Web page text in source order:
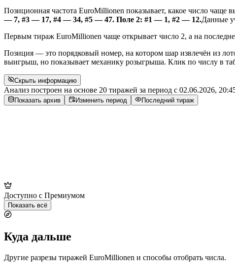
Позиционная частота EuroMillionen показывает, какое число чаще
— 7, #3 — 17, #4 — 34, #5 — 47. Поле 2: #1 — 1, #2 — 12.Данные
Первым тираж EuroMillionen чаще открывает число 2, а на
Позиция — это порядковый номер, на котором шар извлечён из
выигрыш, но показывает механику розыгрыша. Клик по числу в
Скрыть информацию
Анализ построен на основе 20 тиражей за период с 02.06.2026,
Показать архив Изменить период Последний тираж
Доступно с Премиумом
Показать всё
Куда дальше
Другие разрезы тиражей EuroMillionen и способы отобрать числа.